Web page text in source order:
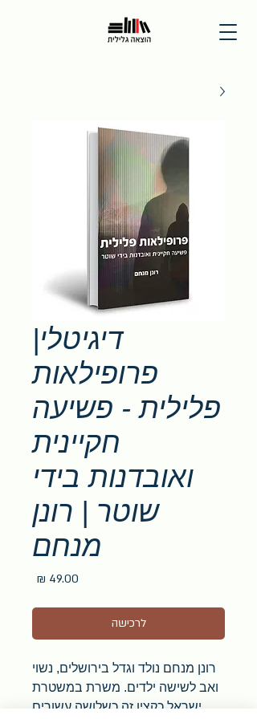
דיגיטלי|
פרופילאות
פלילית - פשיעה
חקיינית
ואובדנות בידי
שוטר | רונן
מנחם
לרכישה
רונן מנחם נולד וגדל בירושלים, נשוי
ואב לשישה ילדים. משרת במשטרת
ישראל כקצין זה כשלושה עשורים